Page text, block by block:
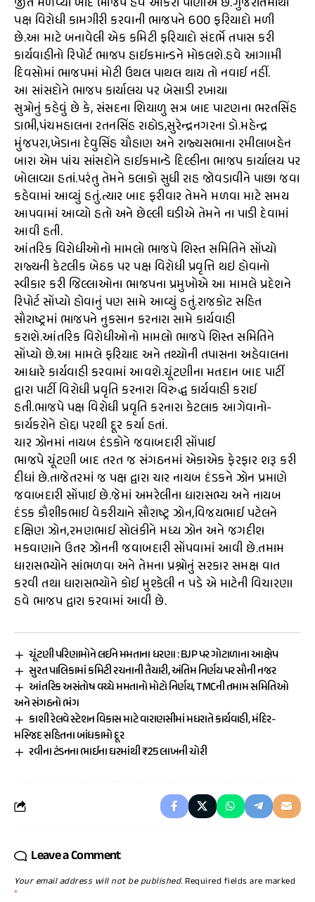
પક્ષ વિરોધી કામગીરી કરવાની ભાજપને 600 ફરિયાદો મળી
છે.આ માટે બનાવેલી એક કમિટી ફરિયાદો સંદર્ભે તપાસ કરી
કાર્યવાહીનો રિપોર્ટ ભાજપ હાઈકમાન્ડને મોકલશે.હવે આગામી
દિવસોમાં ભાજપમાં મોટી ઉથલ પાથલ થાય તો નવાઈ નહીં.
આ સાંસદોને ભાજપ કાર્યાલય પર બેસાડી રખાયા
સુત્રોનું કહેવું છે કે, સંસદના શિયાળુ સત્ર બાદ પાટણના ભરતસિંહ
ડાભી,પંચમહાલના રતનસિંહ રાઠોડ,સુરેન્દ્રનગરના ડો.મહેન્દ્ર
મુંજપરા,ખેડાના દેવુસિંહ ચૌહાણ અને રાજ્યસભાના રમીલાબહેન
બારા એમ પાંચ સાંસદોને હાઈકમાન્ડે દિલ્હીના ભાજપ કાર્યાલય પર
બોલાવ્યા હતાં.પરંતુ તેમને કલાકો સુધી રાહ જોવડાવીને પાછા જવા
કહેવામાં આવ્યું હતું.ત્યાર બાદ ફરીવાર તેમને મળવા માટે સમય
આપવામાં આવ્યો હતો અને છેલ્લી ઘડીએ તેમને ના પાડી દેવામાં
આવી હતી.
આંતરિક વિરોધીઓનો મામલો ભાજપે શિસ્ત સમિતિને સોંપ્યો
રાજ્યની કેટલીક બેઠક પર પક્ષ વિરોધી પ્રવૃત્તિ થઇ હોવાનો
સ્વીકાર કરી જિલ્લાઓના ભાજપના પ્રમુખોએ આ મામલે પ્રદેશને
રિપોર્ટ સોંપ્યો હોવાનું પણ સામે આવ્યું હતું.રાજકોટ સહિત
સૌરાષ્ટ્રમાં ભાજપને નુકસાન કરનારા સામે કાર્યવાહી
કરાશે.આંતરિક વિરોધીઓનો મામલો ભાજપે શિસ્ત સમિતિને
સોંપ્યો છે.આ મામલે ફરિયાદ અને તથ્યોની તપાસના અહેવાલના
આધારે કાર્યવાહી કરવામાં આવશે.ચૂંટણીના મતદાન બાદ પાર્ટી
દ્વારા પાર્ટી વિરોધી પ્રવૃતિ કરનારા વિરુદ્ધ કાર્યવાહી કરાઈ
હતી.ભાજપે પક્ષ વિરોધી પ્રવૃતિ કરનારા કેટલાક આગેવાનો-
કાર્યકરોને હોદ્દા પરથી દૂર કર્યા હતાં.
ચાર ઝોનમાં નાયબ દંડકોને જવાબદારી સોંપાઈ
ભાજપે ચૂંટણી બાદ તરત જ સંગઠનમાં એકાએક ફેરફાર શરૂ કરી
દીધાં છે.તાજેતરમાં જ પક્ષ દ્વારા ચાર નાયબ દંડકને ઝોન પ્રમાણે
જવાબદારી સોંપાઈ છે.જેમાં અમરેલીના ધારાસભ્ય અને નાયબ
દંડક કૌશીકભાઈ વેકરીયાને સૌરાષ્ટ્ર ઝોન,વિજયભાઈ પટેલને
દક્ષિણ ઝોન,રમણભાઈ સોલંકીને મધ્ય ઝોન અને જગદીશ
મકવાણાને ઉતર ઝોનની જવાબદારી સોંપવામાં આવી છે.તમામ
ધારાસભ્યોને સાંભળવા અને તેમના પ્રશ્નોનું સરકાર સમક્ષ વાત
કરવી તથા ધારાસભ્યોને કોઈ મુશ્કેલી ન પડે એ માટેની વિચારણા
હવે ભાજપ દ્વારા કરવામાં આવી છે.
ચૂંટણી પરિણામોને લઈને મમતાના ધરણા : BJP પર ગોટાળાના આક્ષેપ
સુરત પાલિકામાં કમિટી રચનાની તૈયારી, અંતિમ નિર્ણય પર સૌની નજર
આંતરિક અસંતોષ વચ્ચે મમતાનો મોટો નિર્ણય, TMCની તમામ સમિતિઓ
અને સંગઠનો ભંગ
કાશી રેલવે સ્ટેશન વિકાસ માટે વારાણસીમાં મધરાતે કાર્યવાહી, મંદિર-
મસ્જિદ સહિતના બાંધકામો દૂર
રવીના ટંડનના ભાઈના ઘરમાંથી ₹25 લાખની ચોરી
Leave a Comment
Your email address will not be published. Required fields are marked
*